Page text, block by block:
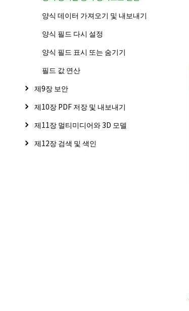
양식 데이터 가져오기 및 내보내기
양식 필드 다시 설정
양식 필드 표시 또는 숨기기
필드 값 연산
제9장 보안
제10장 PDF 저장 및 내보내기
제11장 멀티미디어와 3D 모델
제12장 검색 및 색인